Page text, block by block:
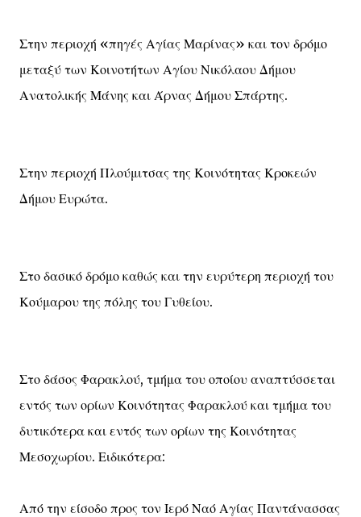
Στην περιοχή «πηγές Αγίας Μαρίνας» και τον δρόμο
μεταξύ των Κοινοτήτων Αγίου Νικόλαου Δήμου
Ανατολικής Μάνης και Άρνας Δήμου Σπάρτης.
Στην περιοχή Πλούμιτσας της Κοινότητας Κροκεών
Δήμου Ευρώτα.
Στο δασικό δρόμο καθώς και την ευρύτερη περιοχή του
Κούμαρου της πόλης του Γυθείου.
Στο δάσος Φαρακλού, τμήμα του οποίου αναπτύσσεται
εντός των ορίων Κοινότητας Φαρακλού και τμήμα του
δυτικότερα και εντός των ορίων της Κοινότητας
Μεσοχωρίου. Ειδικότερα:
Από την είσοδο προς τον Ιερό Ναό Αγίας Παντάνασσας